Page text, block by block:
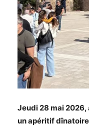
Jeudi 28 mai
un apéritif